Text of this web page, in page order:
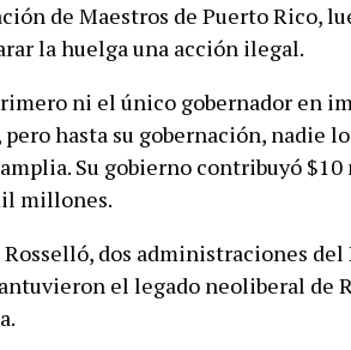
de Maestros de Puerto Rico,
la huelga una acción ilegal.
ni el único gobernador en
hasta su gobernación, nadie
Su gobierno contribuyó
millones.
dos administraciones
el legado neoliberal de